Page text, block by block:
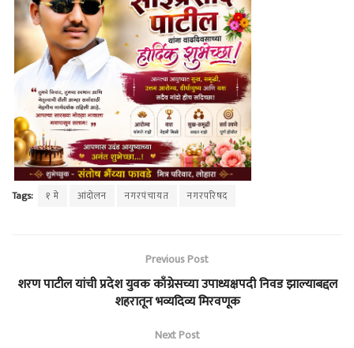
Tags: १ मे आंदोलन नगरपंचायत नगरपरिषद
Previous Post
शरण पाटील यांची प्रदेश युवक काँग्रेसच्या उपाध्यक्षपदी निवड झाल्याबद्दल
शहरातून भव्यदिव्य मिरवणूक
Next Post